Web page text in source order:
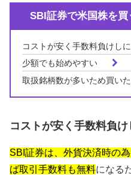
SBI証券で米国株を買
コストが安く手数料負けし
少額でも始めやすい
取扱銘柄数が多いため買い
コストが安く手数料負
SBI証券は、外貨決済時の
ば取引手数料も無料になる